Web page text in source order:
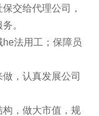
交给代理公司，
。
法用工；保障员
，认真发展公司
，做大市值，规